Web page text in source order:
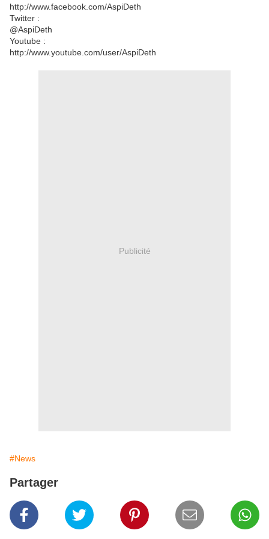
http://www.facebook.com/AspiDeth
Twitter :
@AspiDeth
Youtube :
http://www.youtube.com/user/AspiDeth
Publicité
#News
Partager